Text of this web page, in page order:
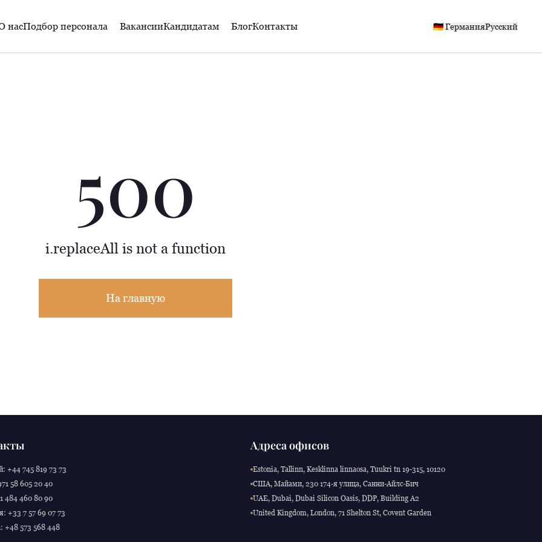
насПодбор персонала ВакансииКандидатам БлогКонтакты 🇩🇪 ГерманияРусский
500
i.replaceAll is not a function
На главную
+44 745 819 73 73
58 605 20 40
484 460 80 90
+33 7 57 69 07 73
+48 573 568 448
Адреса офисов
Estonia, Tallinn, Kesklinna linnaosa, Tuukri tn 19-315, 10120
США, Майами, 230 174-я улица, Санни-Айлс-Бич
UAE, Dubai, Dubai Silicon Oasis, DDP, Building A2
United Kingdom, London, 71 Shelton St, Covent Garden